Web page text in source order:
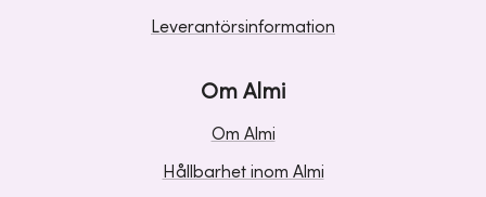
Leverantörsinformation
Om Almi
Om Almi
Hållbarhet inom Almi